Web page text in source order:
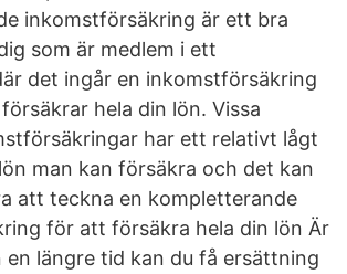
inkomstförsäkring är ett bra
som är medlem i ett
det ingår en inkomstförsäkring
hela din lön. Vissa
har ett relativt lågt
man kan försäkra och det kan
att teckna en kompletterande
för att försäkra hela din lön Är
en längre tid kan du få ersättning